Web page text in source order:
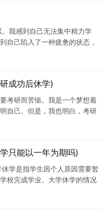
我感到自己无法集中精力学
自己陷入了一种疲惫的状态，
成功后休学)
考研而苦恼。我是一个梦想着
自己。但是，我也明白，考研
只能以一年为期吗)
学是指学生因个人原因需要暂
校完成学业。大学休学的情况